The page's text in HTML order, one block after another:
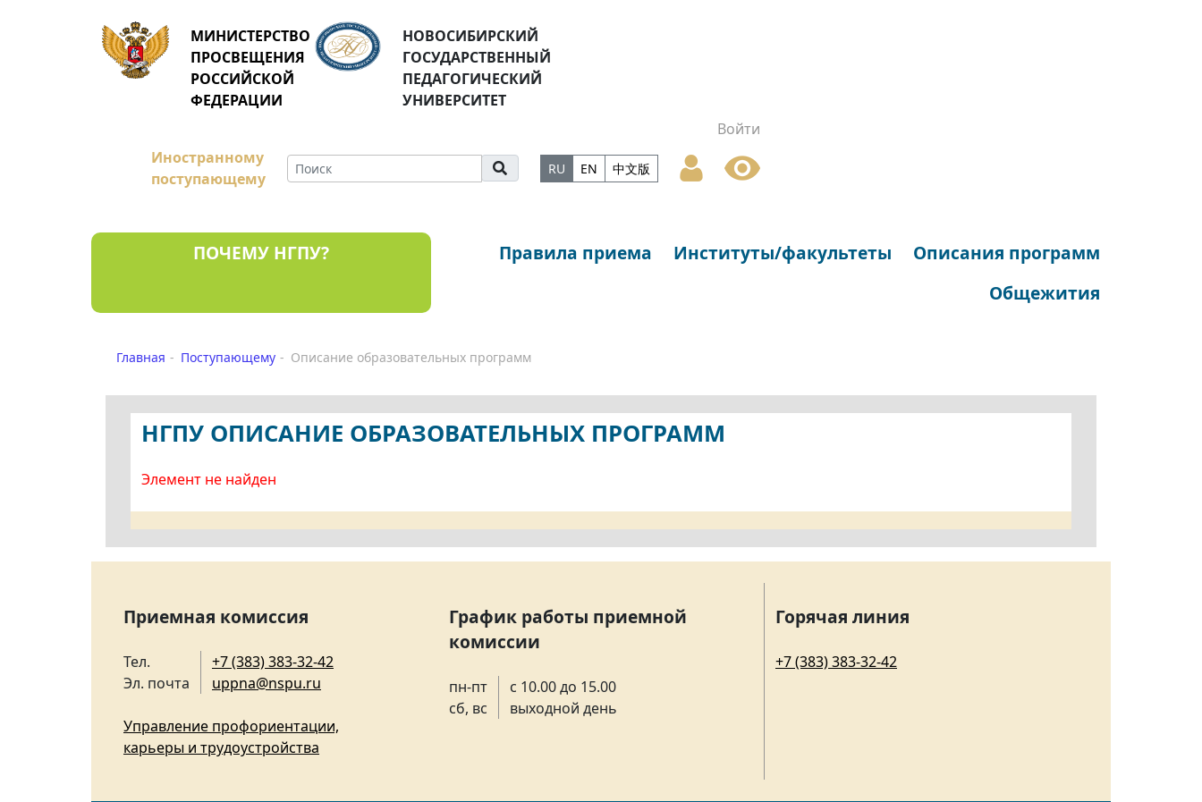
МИНИСТЕРСТВО
ПРОСВЕЩЕНИЯ
РОССИЙСКОЙ
ФЕДЕРАЦИИ
НОВОСИБИРСКИЙ
ГОСУДАРСТВЕННЫЙ
ПЕДАГОГИЧЕСКИЙ
УНИВЕРСИТЕТ
Войти
Иностранному
поступающему
RU EN 中文版
ПОЧЕМУ НГПУ? Правила приема Институты/факультеты
Описания программ
Общежития
Главная Поступающему Описание образовательных программ
НГПУ ОПИСАНИЕ ОБРАЗОВАТЕЛЬНЫХ ПРОГРАММ
Элемент не найден
Приемная комиссия
Тел.
Эл. почта
+7 (383) 383-32-42
uppna@nspu.ru
Управление профориентации,
карьеры и трудоустройства
График работы приемной
комиссии
пн-пт
сб, вс
с 10.00 до 15.00
выходной день
Горячая линия
+7 (383) 383-32-42